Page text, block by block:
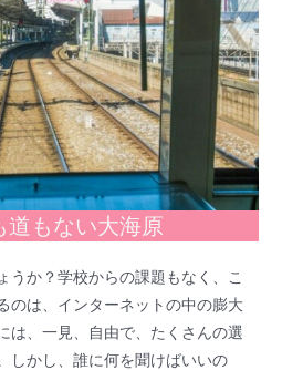
道もない大海原
うか？学校からの課題もなく、こ
のは、インターネットの中の膨大
は、一見、自由で、たくさんの選
しかし、誰に何を聞けばいいの